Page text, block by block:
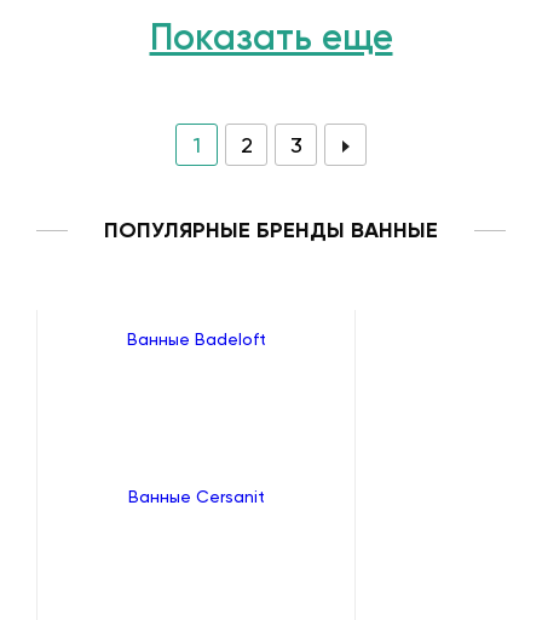
Показать еще
1 2 3
ПОПУЛЯРНЫЕ БРЕНДЫ ВАННЫЕ
Ванные Badeloft
Ванные Cersanit